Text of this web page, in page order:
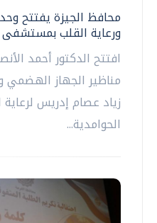
محافظ الجيزة يفتتح
ورعاية القلب بمستشفى
افتتح الدكتور أحمد
مناظير الجهاز
زياد عصام إدريس
الحوامدية...